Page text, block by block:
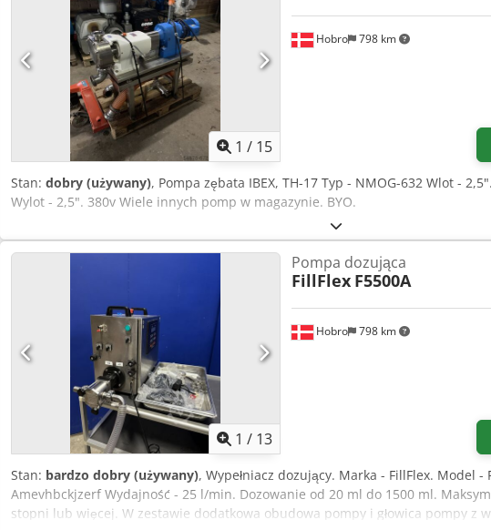
1 / 15
Hobro 798 km
Stan: dobry (używany), Pompa zębata IBEX, TH-17 Typ - NMOG-632 Wlot -
Wylot - 2,5". 380v Wiele innych pomp w magazynie. BYO.
1 / 13
Hobro 798 km
Pompa dozująca
FillFlex F5500A
Stan: bardzo dobry (używany), Wypełniacz dozujący. Marka - FillFlex. Model -
Amevhbckjzerf Wydajność - 25 l/min. Dozowanie od 20 ml do 1500 ml.
stopni lub więcej. W zestawie dodatkowa obudowa pompy i głowica pompy z